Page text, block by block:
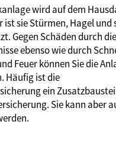
wird auf dem
ist sie Stürmen, Hagel und
Gegen Schäden durch
ebenso wie durch
Feuer können Sie die
Häufig ist die
ein
Sie kann aber